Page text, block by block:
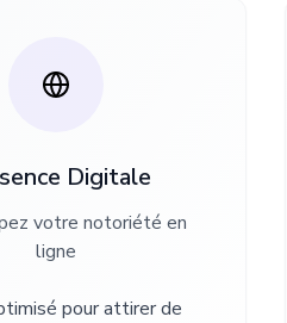
Digitale
votre notoriété en
ligne
pour attirer de